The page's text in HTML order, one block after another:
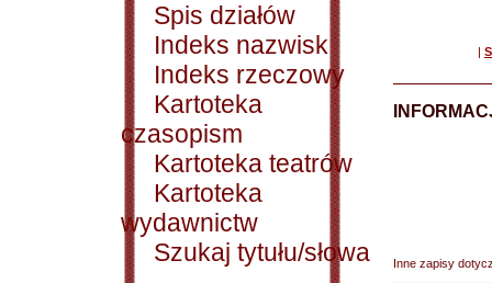
Spis działów
Indeks nazwisk
Indeks rzeczowy
Kartoteka
czasopism
Kartoteka teatrów
Kartoteka
wydawnictw
Szukaj tytułu/słowa
|
Inne zapisy